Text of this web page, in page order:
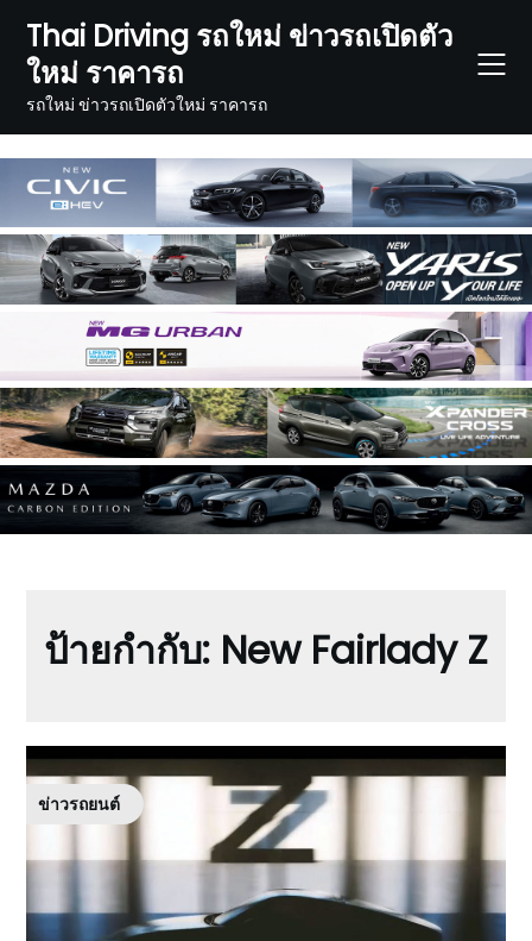
content
Thai Driving รถใหม่ ข่าวรถเปิดตัว
ใหม่ ราคารถ
รถใหม่ ข่าวรถเปิดตัวใหม่ ราคารถ
ป้ายกำกับ: New Fairlady Z
ข่าวรถยนต์